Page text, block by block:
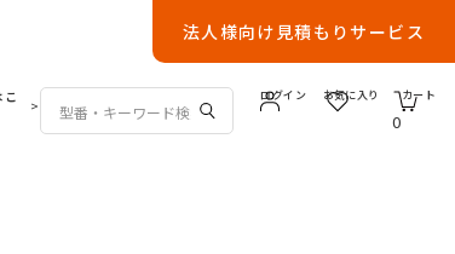
法人様向け見積もりサービス
>
ログイン お気に入り
0
カート